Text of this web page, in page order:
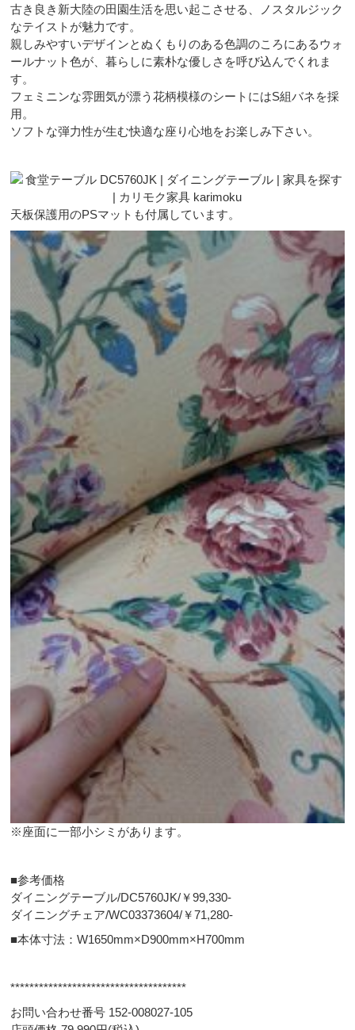
古き良き新大陸の田園生活を思い起こさせる、ノスタルジック
なテイストが魅力です。
親しみやすいデザインとぬくもりのある色調のころにあるウォ
ールナット色が、暮らしに素朴な優しさを呼び込んでくれま
す。
フェミニンな雰囲気が漂う花柄模様のシートにはS組バネを採
用。
ソフトな弾力性が生む快適な座り心地をお楽しみ下さい。
天板保護用のPSマットも付属しています。
※座面に一部小シミがあります。
■参考価格
ダイニングテーブル/DC5760JK/￥99,330-
ダイニングチェア/WC03373604/￥71,280-
■本体寸法：W1650mm×D900mm×H700mm
*************************************
お問い合わせ番号 152-008027-105